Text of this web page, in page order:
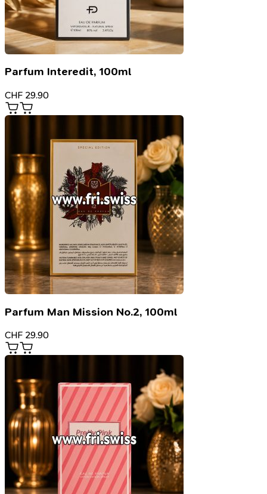
Parfum Interedit, 100ml
CHF 29.90
Parfum Man Mission No.2, 100ml
CHF 29.90